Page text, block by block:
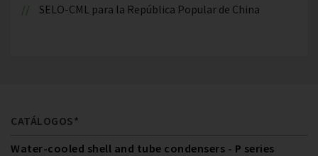
SELO-CML para la República Popular de China
CATÁLOGOS*
Water-cooled shell and tube condensers - P series